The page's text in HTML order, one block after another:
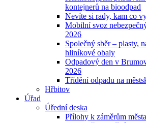
kontejnerů na bioodpad
Nevíte si rady, kam co
Mobilní svoz
2026
Společný sběr – plasty,
hliníkové obaly
Odpadový den v
2026
Třídění odpadu na
Hřbitov
Úřad
Úřední deska
Přílohy k záměrům